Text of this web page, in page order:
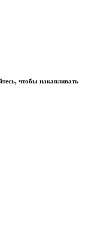
чтобы накапливать